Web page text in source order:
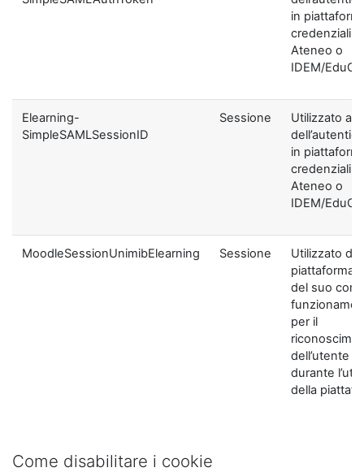
in
credenziali di
Ateneo o
IDEM/
Elearning-
SimpleSAMLSessionID
Sessione
Utilizzato ai
in
credenziali di
Ateneo o
IDEM/
MoodleSessionUnimibElearning Sessione
Utilizzato
piattaforma
del suo
per il
dell’utente
durante
della
Come disabilitare i cookie